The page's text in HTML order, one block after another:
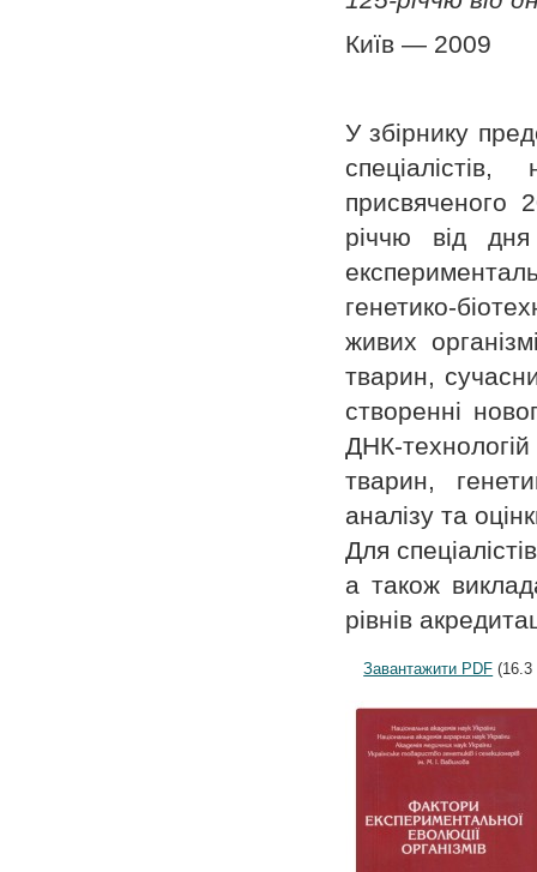
Київ — 2009
У збірнику
присвяченого
річчю від
генетико-
живих
тварин,
створенні
ДНК-
тварин,
аналізу та
Для
а також
рівнів
Завантажити PDF (16.3